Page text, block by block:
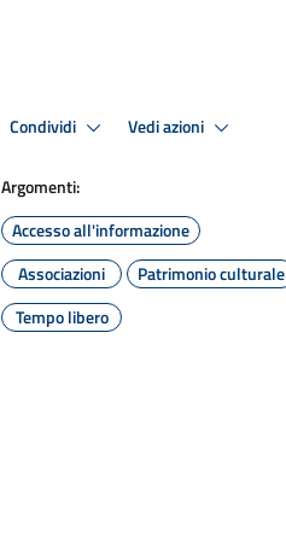
Condividi Vedi azioni
Argomenti:
Accesso all'informazione
Associazioni
Patrimonio culturale
Tempo libero